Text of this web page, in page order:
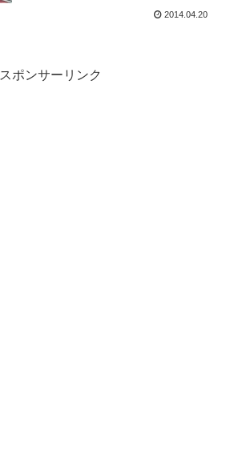
2014.04.20
スポンサーリンク